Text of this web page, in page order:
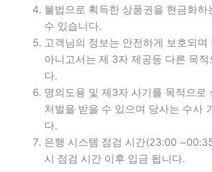
불법으로 획득한 상품권을 현금화하
수 있습니다.
고객님의 정보는 안전하게 보호되
아니고서는 제 3자 제공등 다른 목
다.
명의도용 및 제3자 사기를 목적으로
처벌을 받을 수 있으며 당사는 수사
다.
은행 시스템 점검 시간(23:00
시 점검 시간 이후 입금 됩니다.